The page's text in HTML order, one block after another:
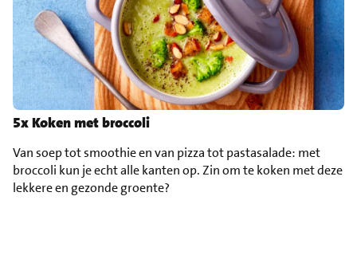
5x Koken met broccoli
Van soep tot smoothie en van pizza tot pastasalade: met
broccoli kun je echt alle kanten op. Zin om te koken met deze
lekkere en gezonde groente?